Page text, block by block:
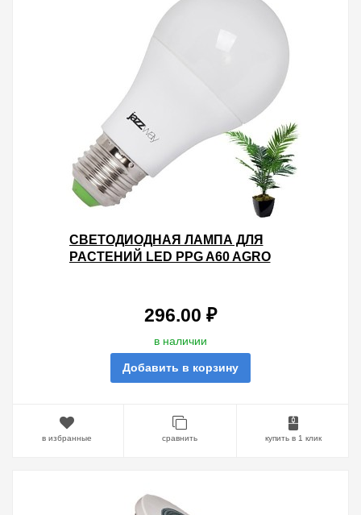
СВЕТОДИОДНАЯ ЛАМПА ДЛЯ
РАСТЕНИЙ LED PPG A60 AGRO
296.00 ₽
в наличии
Добавить в корзину
в избранные сравнить купить в 1 клик